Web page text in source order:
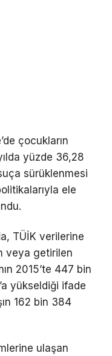
çocukların
yüzde 36,28
sürüklenmesi
ele
TÜİK verilerine
veya getirilen
2015’te 447 bin
yükseldiği ifade
162 bin 384
ulaşan